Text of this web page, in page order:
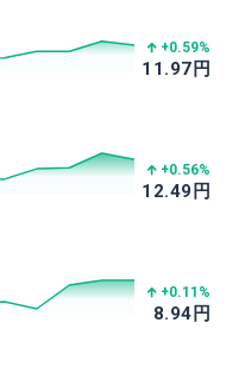
+0.59%
11.97 円
+0.56%
12.49 円
+0.11 %
8.94 円